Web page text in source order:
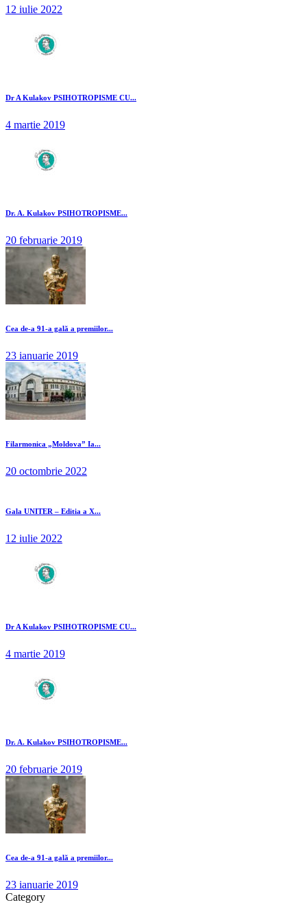
12 iulie 2022
Dr A Kulakov PSIHOTROPISME CU...
4 martie 2019
Dr. A. Kulakov PSIHOTROPISME...
20 februarie 2019
Cea de-a 91-a gală a premiilor...
23 ianuarie 2019
Filarmonica „Moldova” Ia...
20 octombrie 2022
Gala UNITER – Editia a X...
12 iulie 2022
Dr A Kulakov PSIHOTROPISME CU...
4 martie 2019
Dr. A. Kulakov PSIHOTROPISME...
20 februarie 2019
Cea de-a 91-a gală a premiilor...
23 ianuarie 2019
Category